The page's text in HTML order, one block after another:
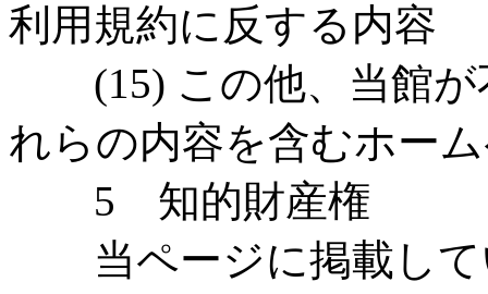
利用規約に反する内容
(15) この他、当館が
れらの内容を含むホー
5 知的財産権
当ページに掲載して